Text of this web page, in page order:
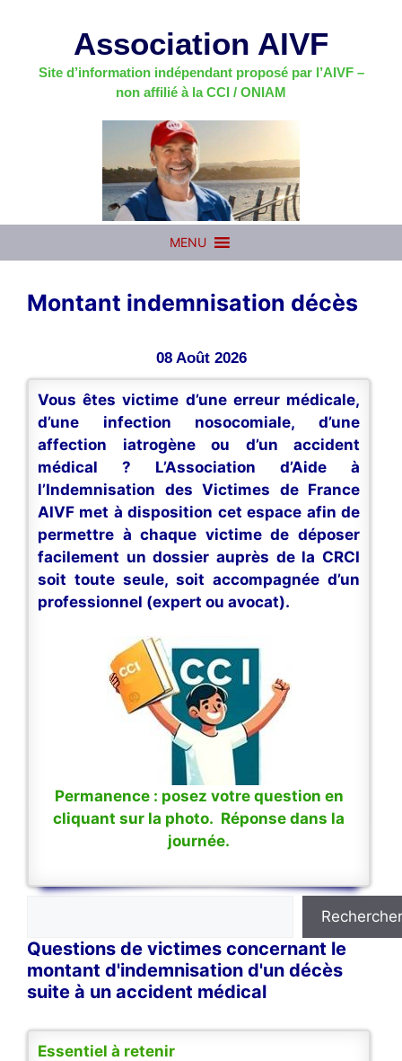
Association AIVF
Site d’information indépendant proposé par l’AIVF –
non affilié à la CCI / ONIAM
MENU
Montant indemnisation décès
08 Août 2026
Vous êtes victime d’une erreur médicale,
d’une infection nosocomiale, d’une
affection iatrogène ou d’un accident
médical ? L’Association d’Aide à
l’Indemnisation des Victimes de France
AIVF met à disposition cet espace afin de
permettre à chaque victime de déposer
facilement un dossier auprès de la CRCI
soit toute seule, soit accompagnée d’un
professionnel (expert ou avocat).
Permanence : posez votre question en
cliquant sur la photo. Réponse dans la
journée.
Rechercher
Questions de victimes concernant le
montant d'indemnisation d'un décès
suite à un accident médical
Essentiel à retenir